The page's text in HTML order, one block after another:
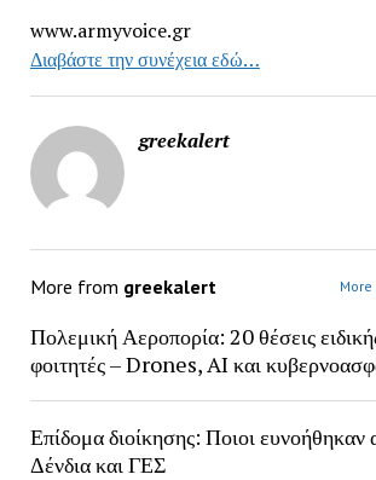
www.armyvoice.gr
Διαβάστε την συνέχεια εδώ…
greekalert
More from greekalert
Πολεμική Αεροπορία: 20 θέσεις
φοιτητές – Drones, AI και
Επίδομα διοίκησης: Ποιοι ευνοήθηκαν
Δένδια και ΓΕΣ